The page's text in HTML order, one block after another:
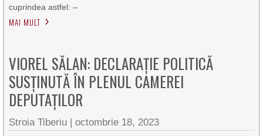
cuprindea astfel: –
MAI MULT
VIOREL SĂLAN: DECLARAȚIE POLITICĂ
SUSȚINUTĂ ÎN PLENUL CAMEREI
DEPUTAȚILOR
Stroia Tiberiu |octombrie 18, 2023